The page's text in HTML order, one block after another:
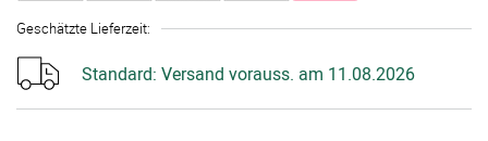
Geschätzte Lieferzeit:
Standard: Versand vorauss. am 11.08.2026